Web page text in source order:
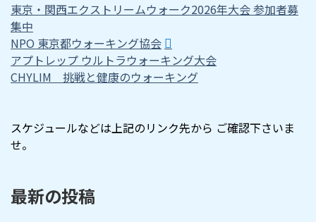
東京・関西エクストリームウォーク2026年大会 参加者募
集中
NPO 東京都ウォーキング協会
アプトレップ ウルトラウォーキング大会
CHYLIM 挑戦と健康のウォーキング
スケジュールなどは上記のリンク先から ご確認下さいま
せ。
最新の投稿